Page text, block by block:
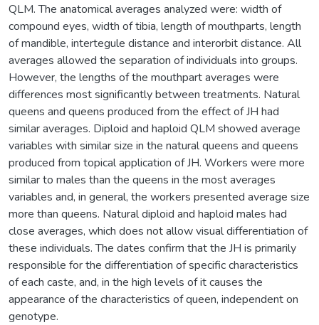
QLM. The anatomical averages analyzed were: width of
compound eyes, width of tibia, length of mouthparts, length
of mandible, intertegule distance and interorbit distance. All
averages allowed the separation of individuals into groups.
However, the lengths of the mouthpart averages were
differences most significantly between treatments. Natural
queens and queens produced from the effect of JH had
similar averages. Diploid and haploid QLM showed average
variables with similar size in the natural queens and queens
produced from topical application of JH. Workers were more
similar to males than the queens in the most averages
variables and, in general, the workers presented average size
more than queens. Natural diploid and haploid males had
close averages, which does not allow visual differentiation of
these individuals. The dates confirm that the JH is primarily
responsible for the differentiation of specific characteristics
of each caste, and, in the high levels of it causes the
appearance of the characteristics of queen, independent on
genotype.